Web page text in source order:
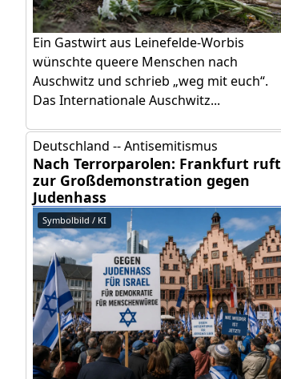
Ein Gastwirt aus Leinefelde-Worbis
wünschte queere Menschen nach
Auschwitz und schrieb „weg mit euch“.
Das Internationale Auschwitz...
Deutschland -- Antisemitismus
Nach Terrorparolen: Frankfurt ruft
zur Großdemonstration gegen
Judenhass
Symbolbild / KI